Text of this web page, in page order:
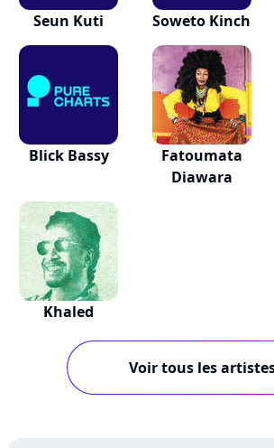
Seun Kuti Soweto Kinch
Blick Bassy
Fatoumata
Diawara
Khaled
Voir tous les